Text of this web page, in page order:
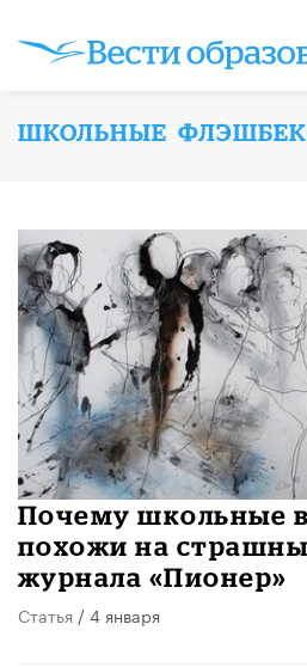
ШКОЛЬНЫЕ
Почему школьные
похожи на
журнала «Пионер»
Статья / 4 января